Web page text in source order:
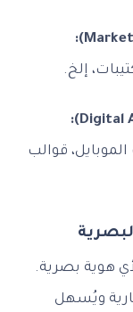
إلخ.
قوالب
هوية بصرية.
ويُسهل